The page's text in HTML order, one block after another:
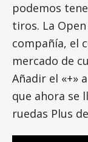
podemos
tiros. La
compañía, el
mercado de
Añadir el «+»
que ahora se
ruedas Plus